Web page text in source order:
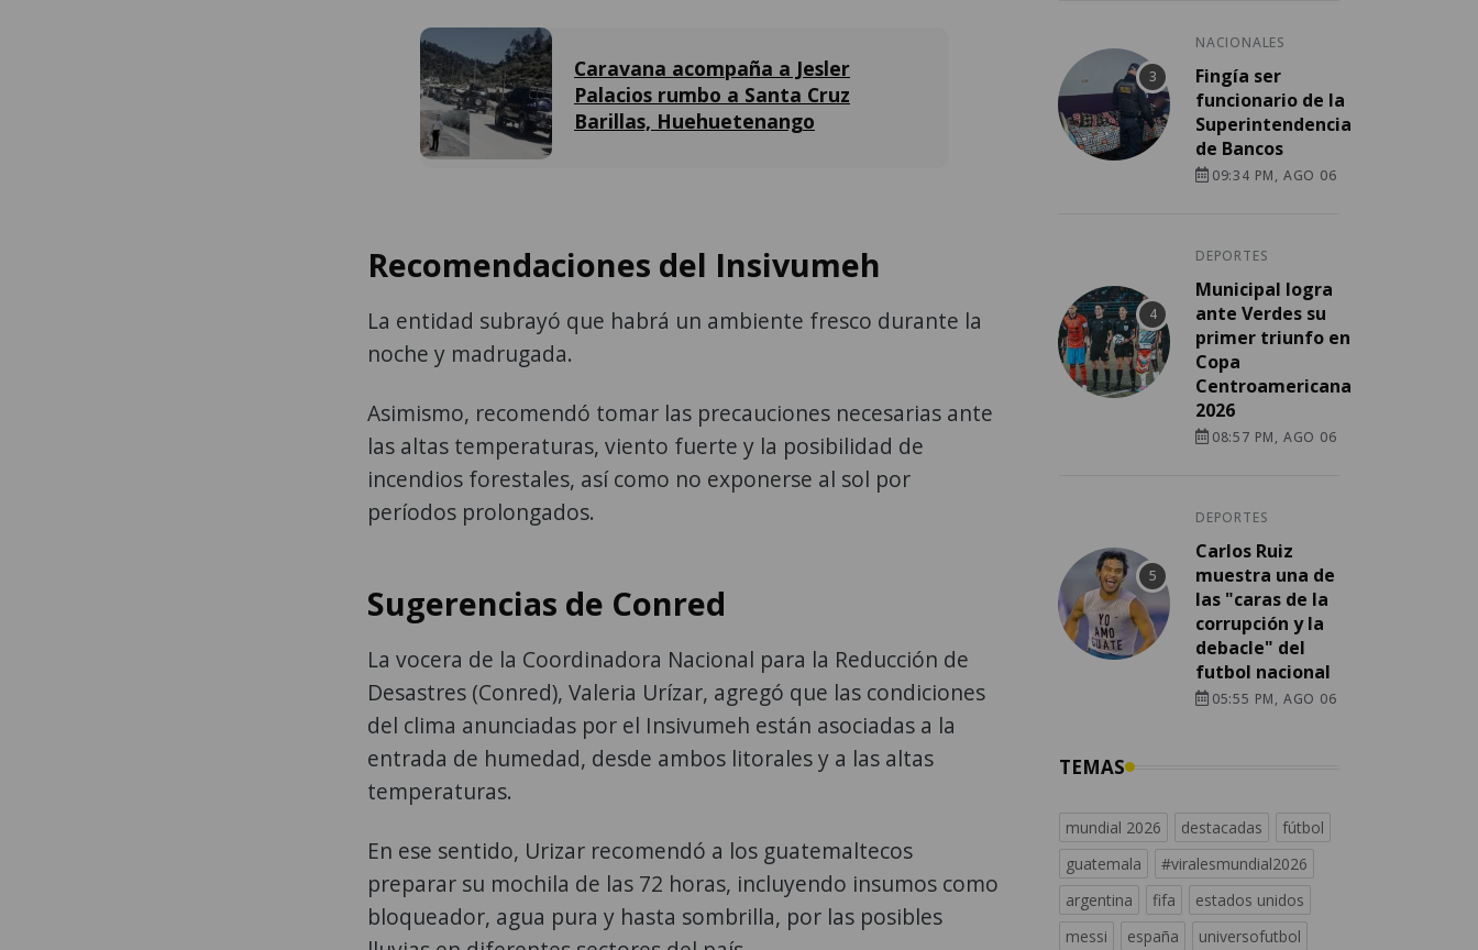
Caravana acompaña a Jesler
Palacios rumbo a Santa Cruz
Barillas, Huehuetenango
Recomendaciones del Insivumeh
La entidad subrayó que habrá un ambiente fresco durante la
noche y madrugada.
Asimismo, recomendó tomar las precauciones necesarias ante
las altas temperaturas, viento fuerte y la posibilidad de
incendios forestales, así como no exponerse al sol por
períodos prolongados.
Sugerencias de Conred
La vocera de la Coordinadora Nacional para la Reducción de
Desastres (Conred), Valeria Urízar, agregó que las condiciones
del clima anunciadas por el Insivumeh están asociadas a la
entrada de humedad, desde ambos litorales y a las altas
temperaturas.
En ese sentido, Urizar recomendó a los guatemaltecos
preparar su mochila de las 72 horas, incluyendo insumos como
bloqueador, agua pura y hasta sombrilla, por las posibles
NACIONALES
Fingía ser
funcionario de la
Superintendencia
de Bancos
09:34 PM, AGO 06
DEPORTES
Municipal logra
ante Verdes su
primer triunfo en
Copa
Centroamericana
2026
08:57 PM, AGO 06
DEPORTES
Carlos Ruiz
muestra una de
las "caras de la
corrupción y la
debacle" del
futbol nacional
05:55 PM, AGO 06
TEMAS
mundial 2026 destacadas
fútbol
guatemala
#viralesmundial2026
argentina
fifa
estados unidos
messi
españa universofutbol